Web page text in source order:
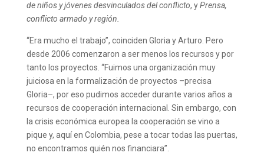
de niños y jóvenes desvinculados del conflicto, yPrensa,
conflicto armado y región.
“Era mucho el trabajo”, coinciden Gloria y Arturo. Pero
desde 2006 comenzaron a ser menos los recursos y por
tanto los proyectos. “Fuimos una organización muy
juiciosa en la formalización de proyectos –precisa
Gloria–, por eso pudimos acceder durante varios años a
recursos de cooperación internacional. Sin embargo, con
la crisis económica europea la cooperación se vino a
pique y, aquí en Colombia, pese a tocar todas las puertas,
no encontramos quién nos financiara”.